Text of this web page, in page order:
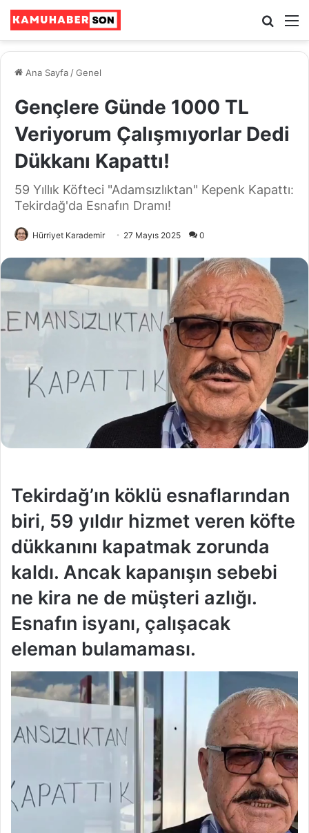
Ara
Ana Sayfa /Genel
Gençlere Günde 1000 TL
Veriyorum Çalışmıyorlar Dedi
Dükkanı Kapattı!
59 Yıllık Köfteci "Adamsızlıktan" Kepenk Kapattı:
Tekirdağ'da Esnafın Dramı!
Hürriyet Karademir 27 Mayıs 2025 0
Tekirdağ’ın köklü esnaflarından
biri, 59 yıldır hizmet veren köfte
dükkanını kapatmak zorunda
kaldı. Ancak kapanışın sebebi
ne kira ne de müşteri azlığı.
Esnafın isyanı, çalışacak
eleman bulamaması.